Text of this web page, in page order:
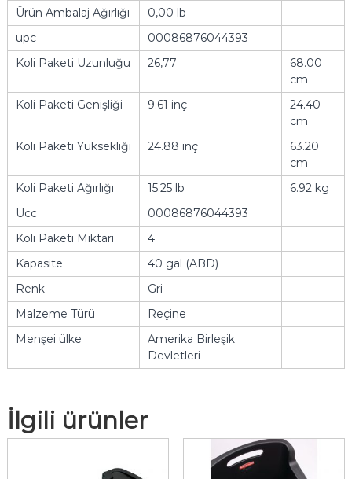
Ürün Ambalaj Ağırlığı
0,00 lb
upc
00086876044393
Koli Paketi Uzunluğu
26,77
68.00
cm
Koli Paketi Genişliği
9.61 inç
24.40
cm
Koli Paketi Yüksekliği
24.88 inç
63.20
cm
Koli Paketi Ağırlığı
15.25 lb
6.92 kg
Ucc
00086876044393
Koli Paketi Miktarı
4
Kapasite
40 gal (ABD)
Renk
Gri
Malzeme Türü
Reçine
Menşei ülke
Amerika Birleşik
Devletleri
İlgili ürünler